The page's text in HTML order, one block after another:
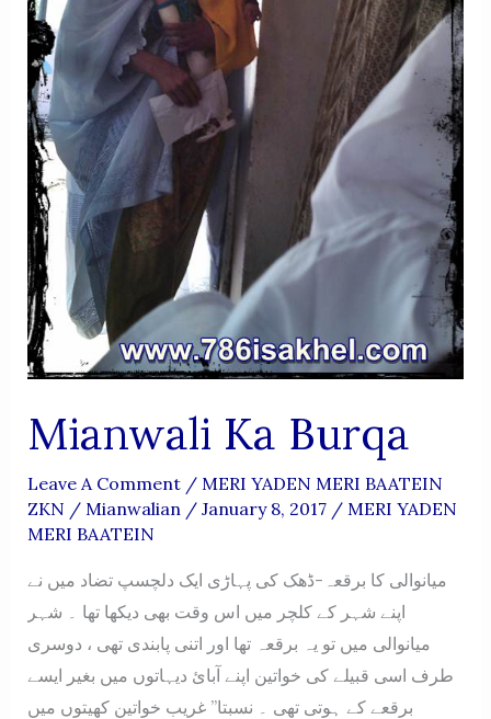
Mianwali Ka Burqa
Leave A Comment / MERI YADEN MERI BAATEIN
ZKN / Mianwalian / January 8, 2017 / MERI YADEN
MERI BAATEIN
میانوالی کا برقعہ-ڈهک کی پہاڑی ایک دلچسپ تضاد میں نے
اپنے شہر کے کلچر میں اس وقت بھی دیکھا تھا ۔ شہر
میانوالی میں تو یہ برقعہ تھا اور اتنی پابندی تھی ، دوسری
طرف اسی قبیلے کی خواتین اپنے آبائ دیہاتوں میں بغیر ایسے
برقعے کے ہوتی تھی ۔ نسبتا” غریب خواتین کھیتوں میں